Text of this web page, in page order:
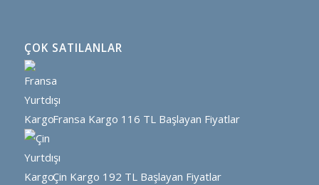
ÇOK SATILANLAR
Fransa Kargo 116 TL Başlayan Fiyatlar
Çin Kargo 192 TL Başlayan Fiyatlar